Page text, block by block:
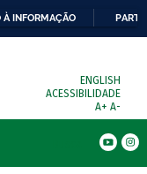
À INFORMAÇÃO
ENGLISH
ACESSIBILIDADE
A+ A-